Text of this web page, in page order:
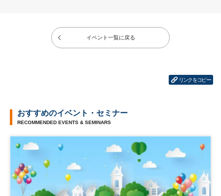
イベント一覧に戻る
リンクをコピー
おすすめのイベント・セミナー
RECOMMENDED EVENTS & SEMINARS